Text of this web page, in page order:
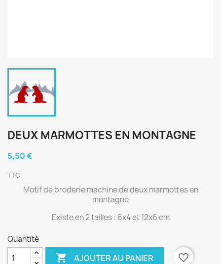
DEUX MARMOTTES EN MONTAGNE
5,50 €
TTC
Motif de broderie machine de deux marmottes en
montagne
Existe en 2 tailles : 6x4 et 12x6 cm
Quantité
 AJOUTER AU PANIER favorite_border